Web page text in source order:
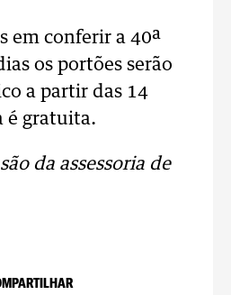
em conferir a 40ª
os portões serão
a partir das 14
é gratuita.
da assessoria de